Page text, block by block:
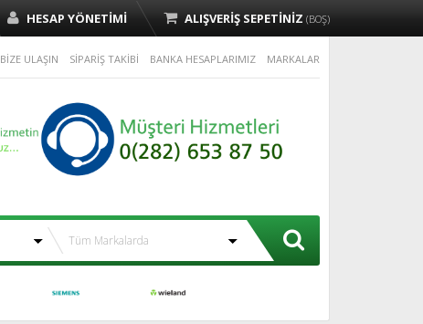
ALIŞVERİŞ SEPETİNİZ (BOŞ)
HESAP YÖNETİMİ
BİZE ULAŞIN SİPARİŞ TAKİBİ BANKA HESAPLARIMIZ MARKALAR